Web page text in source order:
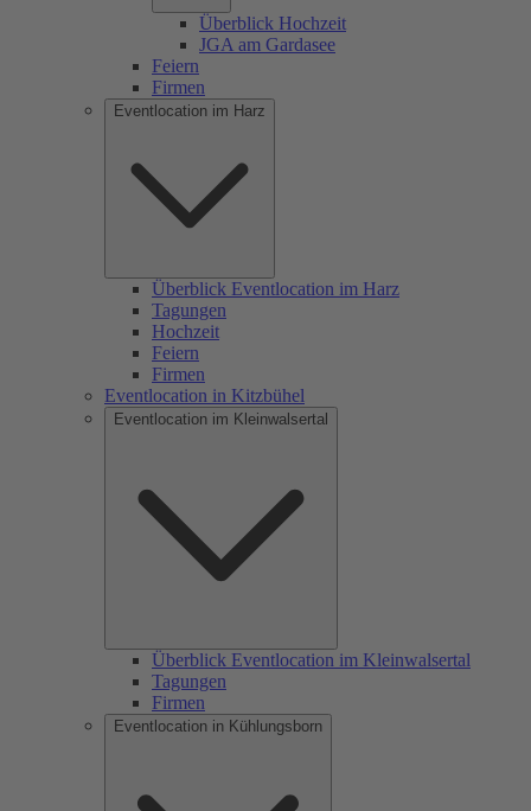
Überblick Hochzeit
JGA am Gardasee
Feiern
Firmen
Eventlocation im Harz
Überblick Eventlocation im Harz
Tagungen
Hochzeit
Feiern
Firmen
Eventlocation in Kitzbühel
Eventlocation im Kleinwalsertal
Überblick Eventlocation im Kleinwalsertal
Tagungen
Firmen
Eventlocation in Kühlungsborn